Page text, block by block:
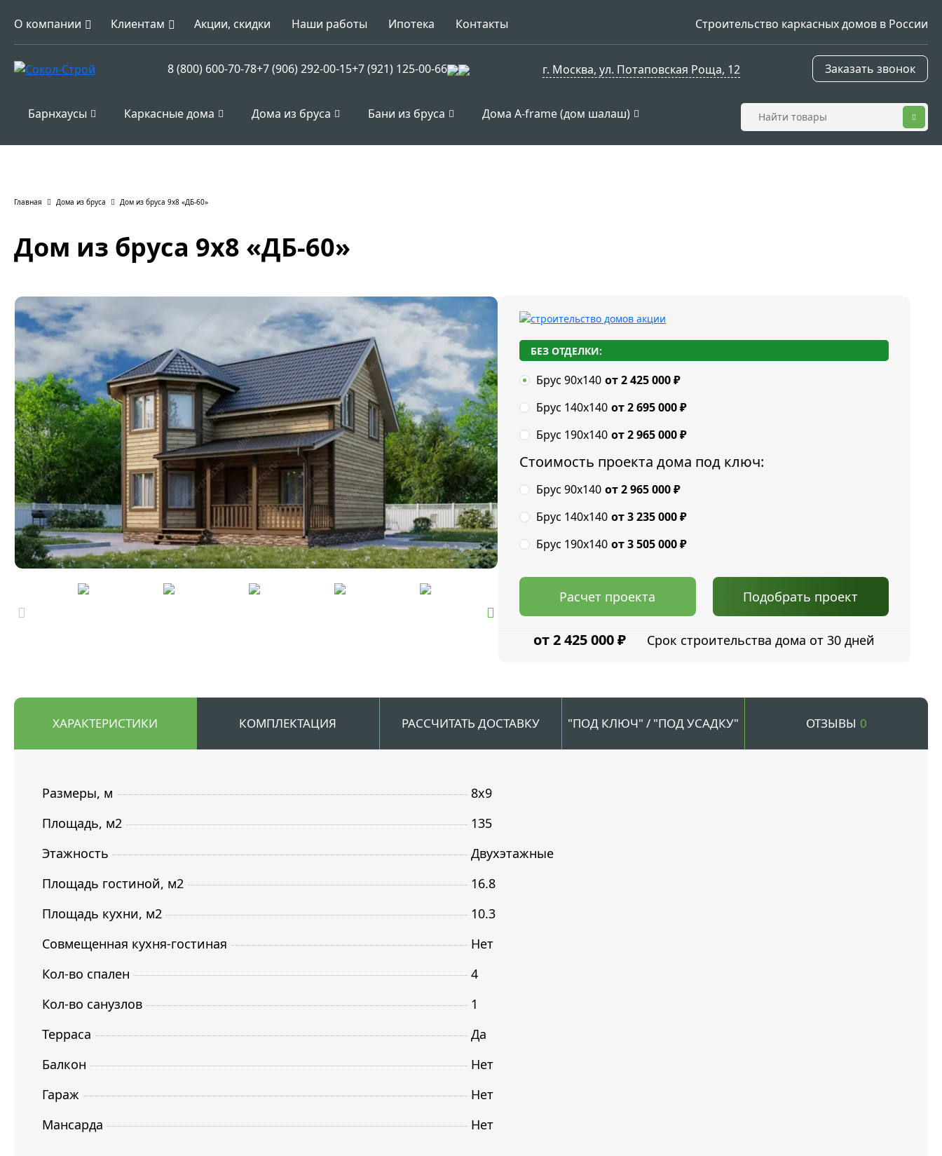
О компании Клиентам Акции, скидки Наши работы Ипотека Контакты Строительство каркасных домов в России
8 (800) 600-70-78+7 (906) 292-00-15+7 (921) 125-00-66 г. Москва, ул. Потаповская Роща, 12 Заказать звонок
Барнхаусы Каркасные дома Дома из бруса Бани из бруса Дома A-frame (дом шалаш)
Главная Дома из бруса Дом из бруса 9х8 «ДБ-60»
Дом из бруса 9х8 «ДБ-60»
БЕЗ ОТДЕЛКИ:
Брус 90х140 от 2 425 000₽
Брус 140х140 от 2 695 000₽
Брус 190х140 от 2 965 000₽
Стоимость проекта дома под ключ:
Брус 90х140 от 2 965 000₽
Брус 140х140 от 3 235 000₽
Брус 190х140 от 3 505 000₽
Расчет проекта Подобрать проект
2 425 000₽ Срок строительства дома от 30 дней
ХАРАКТЕРИСТИКИ КОМПЛЕКТАЦИЯ РАССЧИТАТЬ ДОСТАВКУ "ПОД КЛЮЧ" / "ПОД УСАДКУ" ОТЗЫВЫ 0
Размеры, м
8х9
Площадь, м2
135
Этажность
Двухэтажные
Площадь гостиной, м2
16.8
Площадь кухни, м2
10.3
Совмещенная кухня-гостиная
Нет
Кол-во спален
4
Кол-во санузлов
1
Терраса
Да
Балкон
Нет
Гараж
Нет
Мансарда
Нет